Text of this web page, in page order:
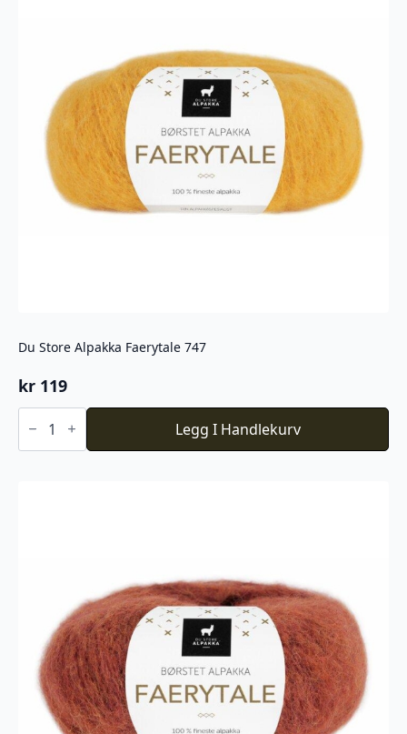
Du Store Alpakka Faerytale 747
kr 119
Du
Store
Faerytale
Legg I Handlekurv